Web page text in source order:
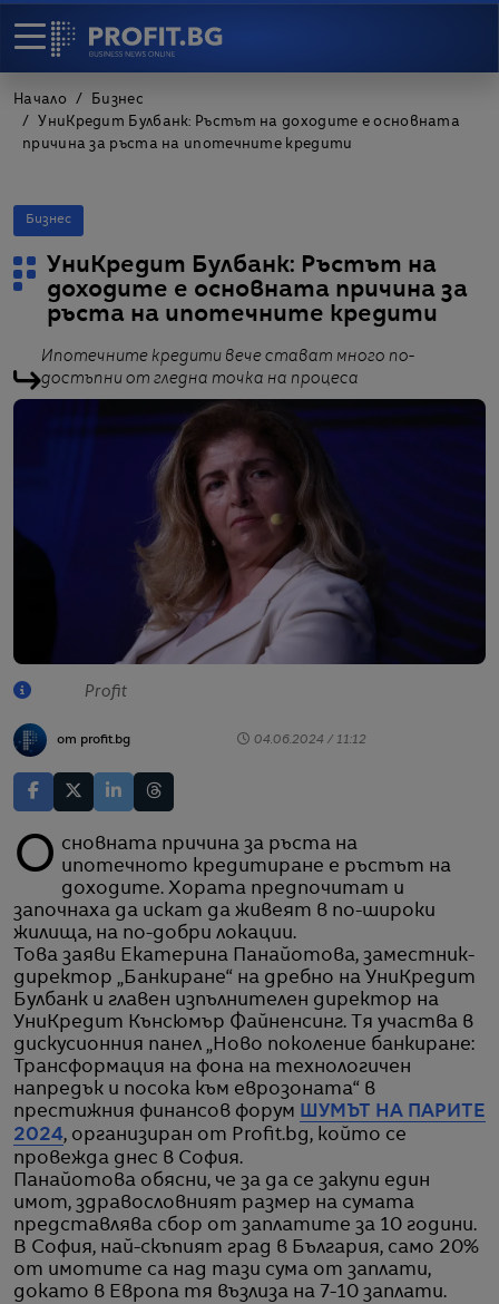
Начало
Бизнес
УниКредит Булбанк: Ръстът на доходите е основната
причина за ръста на ипотечните кредити
Бизнес
УниКредит Булбанк: Ръстът на
доходите е основната причина за
ръста на ипотечните кредити
Ипотечните кредити вече стават много по-
достъпни от гледна точка на процеса
Profit
от profit.bg 04.06.2024 / 11:12
Основната причина за ръста на ипотечното кредитиране е ръстът на
доходите. Хората предпочитат и
започнаха да искат да живеят в по-широки
жилища, на по-добри локации.
Това заяви Екатерина Панайотова, заместник-
директор „Банкиране“ на дребно на УниКредит
Булбанк и главен изпълнителен директор на
УниКредит Кънсюмър Файненсинг. Тя участва в
дискусионния панел „Ново поколение банкиране:
Трансформация на фона на технологичен
напредък и посока към еврозоната“ в
престижния финансов форум ШУМЪТ НА ПАРИТЕ
2024, организиран от Profit.bg, който се
провежда днес в София.
Панайотова обясни, че за да се закупи един
имот, здравословният размер на сумата
представлява сбор от заплатите за 10 години.
В София, най-скъпият град в България, само 20%
от имотите са над тази сума от заплати,
докато в Европа тя възлиза на 7-10 заплати.